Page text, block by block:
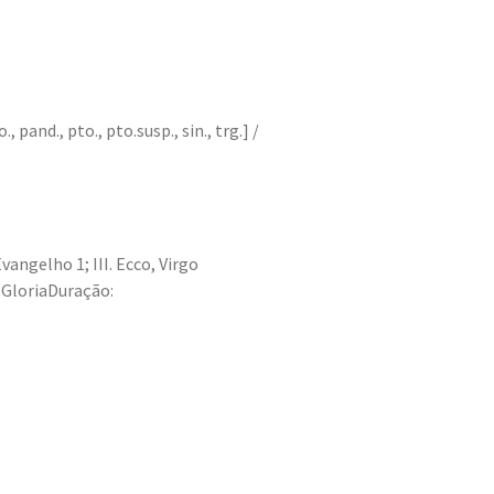
pand., pto., pto.susp., sin., trg.] /
1; III. Ecco, Virgo